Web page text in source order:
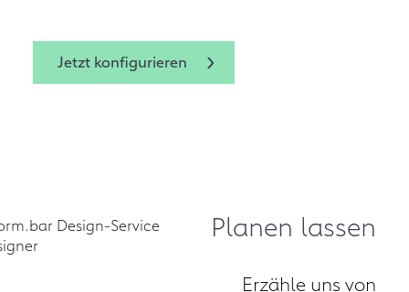
Jetzt konfigurieren
Jetzt konfigurieren
Planen lassen
Erzähle uns von